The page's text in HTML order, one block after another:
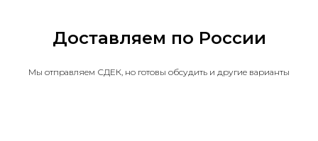
Доставляем по России
Мы отправляем СДЕК, но готовы обсудить и другие варианты